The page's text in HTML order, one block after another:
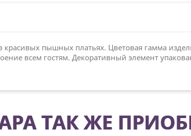
пышных платьях. Цветовая гамма
всем гостям. Декоративный элемент
ТАК ЖЕ